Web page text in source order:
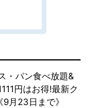
・パン食べ放題&
円はお得!最新ク
月23日まで》